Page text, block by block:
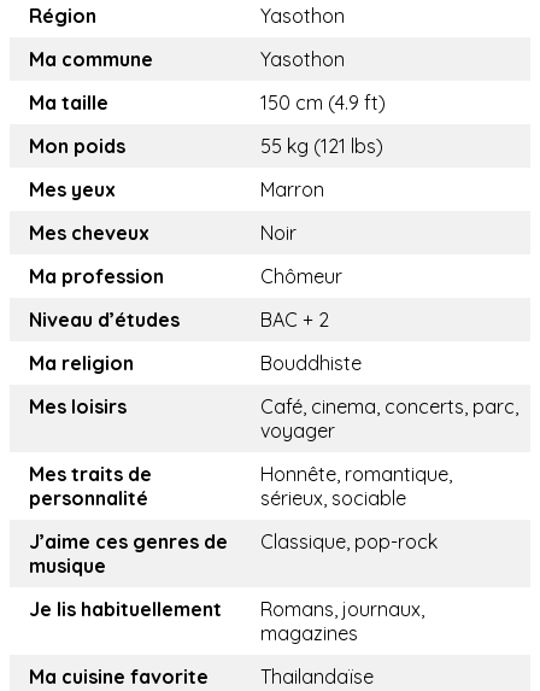
Région
Yasothon
Ma commune
Yasothon
Ma taille
150 cm (4.9 ft)
Mon poids
55 kg (121 lbs)
Mes yeux
Marron
Mes cheveux
Noir
Ma profession
Chômeur
Niveau d’études
BAC + 2
Ma religion
Bouddhiste
Mes loisirs
Café, cinema, concerts, parc,
voyager
Mes traits de
personnalité
Honnête, romantique,
sérieux, sociable
J’aime ces genres de
musique
Classique, pop-rock
Je lis habituellement
Romans, journaux,
magazines
Ma cuisine favorite
Thailandaïse